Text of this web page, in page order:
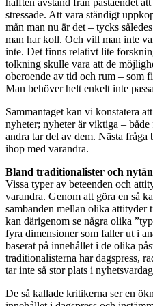
hälften avstånd från påståendet
stressade. Att vara ständigt
mån man nu är det – tycks
man har koll. Och vill man inte
inte. Det finns relativt lite
tolkning skulle vara att de
oberoende av tid och rum – som
Man behöver helt enkelt inte
Sammantaget kan vi konstatera
nyheter; nyheter är viktiga –
andra tar del av dem. Nästa fråga
ihop med varandra.
Bland traditionalister och
Vissa typer av beteenden och
varandra. Genom att göra en så
sambanden mellan olika attityder
kan därigenom se några olika
fyra dimensioner som faller ut i
baserat på innehållet i de olika
traditionalisterna har dagspress,
tar inte så stor plats i
De så kallade kritikerna ser en